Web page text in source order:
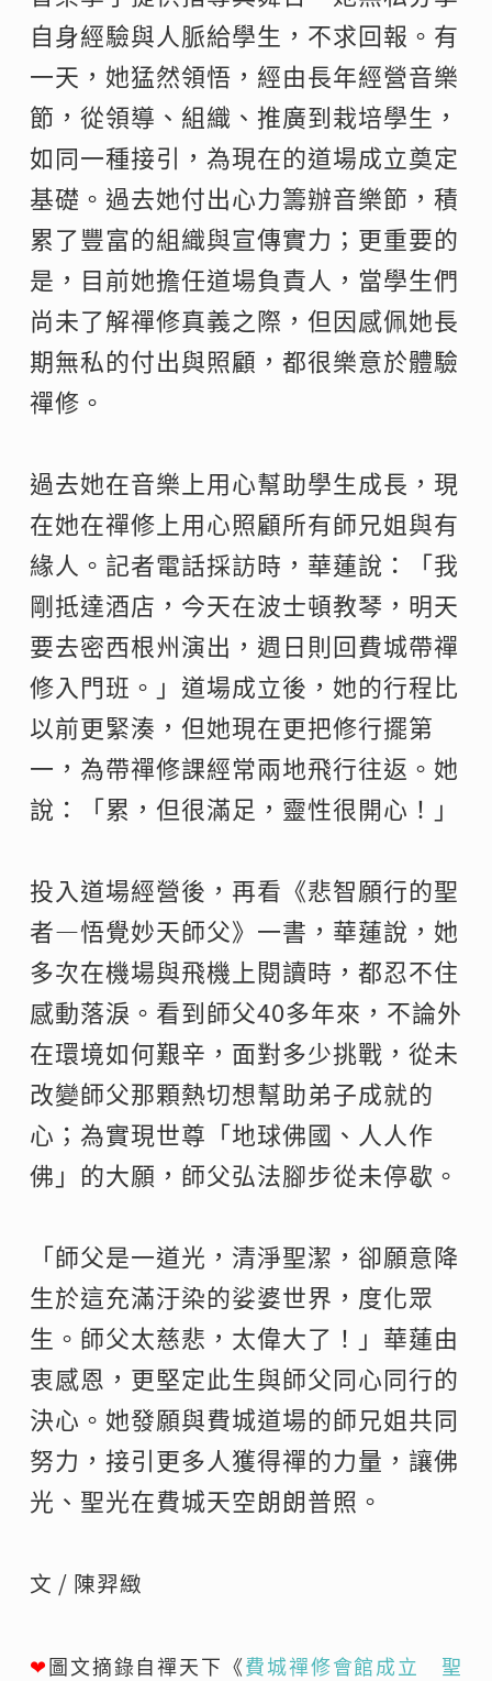
自身經驗與人脈給學生，不求回報。有
一天，她猛然領悟，經由長年經營音樂
節，從領導、組織、推廣到栽培學生，
如同一種接引，為現在的道場成立奠定
基礎。過去她付出心力籌辦音樂節，積
累了豐富的組織與宣傳實力；更重要的
是，目前她擔任道場負責人，當學生們
尚未了解禪修真義之際，但因感佩她長
期無私的付出與照顧，都很樂意於體驗
禪修。
過去她在音樂上用心幫助學生成長，現
在她在禪修上用心照顧所有師兄姐與有
緣人。記者電話採訪時，華蓮說：「我
剛抵達酒店，今天在波士頓教琴，明天
要去密西根州演出，週日則回費城帶禪
修入門班。」道場成立後，她的行程比
以前更緊湊，但她現在更把修行擺第
一，為帶禪修課經常兩地飛行往返。她
說：「累，但很滿足，靈性很開心！」
投入道場經營後，再看《悲智願行的聖
者—悟覺妙天師父》一書，華蓮說，她
多次在機場與飛機上閱讀時，都忍不住
感動落淚。看到師父40多年來，不論外
在環境如何艱辛，面對多少挑戰，從未
改變師父那顆熱切想幫助弟子成就的
心；為實現世尊「地球佛國、人人作
佛」的大願，師父弘法腳步從未停歇。
「師父是一道光，清淨聖潔，卻願意降
生於這充滿汙染的娑婆世界，度化眾
生。師父太慈悲，太偉大了！」華蓮由
衷感恩，更堅定此生與師父同心同行的
決心。她發願與費城道場的師兄姐共同
努力，接引更多人獲得禪的力量，讓佛
光、聖光在費城天空朗朗普照。
文 / 陳羿緻
❤圖文摘錄自禪天下《費城禪修會館成立 聖